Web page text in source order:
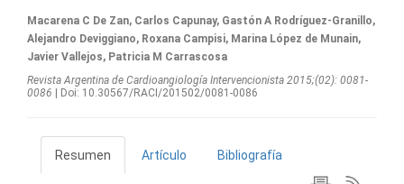
Macarena C De Zan, Carlos Capunay, Gastón A Rodríguez-Granillo,
Alejandro Deviggiano, Roxana Campisi, Marina López de Munain,
Javier Vallejos, Patricia M Carrascosa
Revista Argentina de Cardioangiologí­a Intervencionista 2015;(02): 0081-
0086 | Doi: 10.30567/RACI/201502/0081-0086
Resumen Artículo Bibliografía